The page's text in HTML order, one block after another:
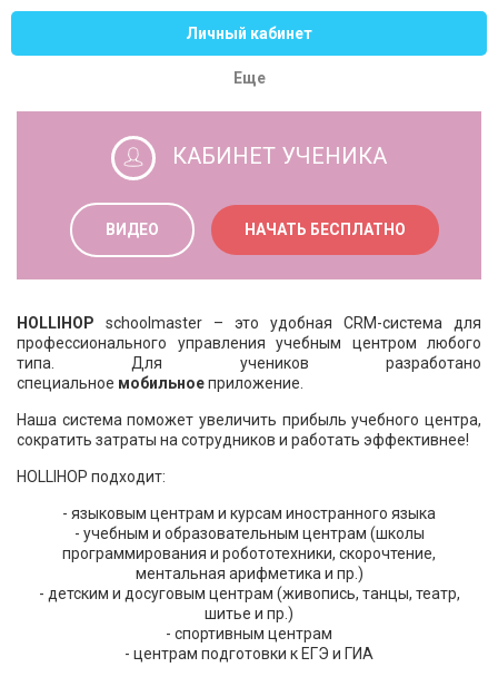
Личный кабинет
Еще
КАБИНЕТ УЧЕНИКА
ВИДЕО НАЧАТЬ БЕСПЛАТНО
HOLLIHOP schoolmaster
– это удобная CRM-система для
профессионального управления учебным центром любого
типа. Для учеников разработано
специальное мобильноеприложение.
Наша система поможет увеличить прибыль учебного центра,
сократить затраты на сотрудников и работать эффективнее!
HOLLIHOP подходит:
- языковым центрам и курсам иностранного языка
- учебным и образовательным центрам (школы
программирования и робототехники, скорочтение,
ментальная арифметика и пр.)
- детским и досуговым центрам (живопись, танцы, театр,
шитье и пр.)
- спортивным центрам
- центрам подготовки к ЕГЭ и ГИА